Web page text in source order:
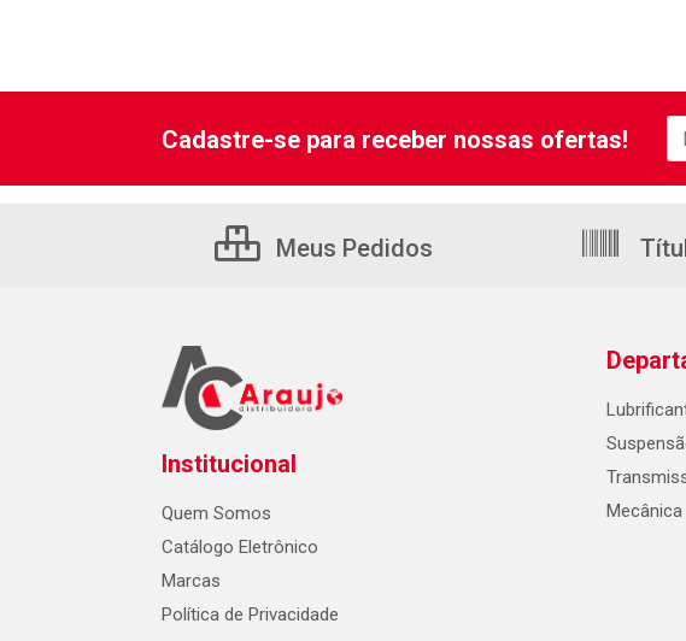
Cadastre-se para receber nossas ofertas!
Meus Pedidos
Institucional
Quem Somos
Catálogo Eletrônico
Marcas
Política de Privacidade
Mecânica